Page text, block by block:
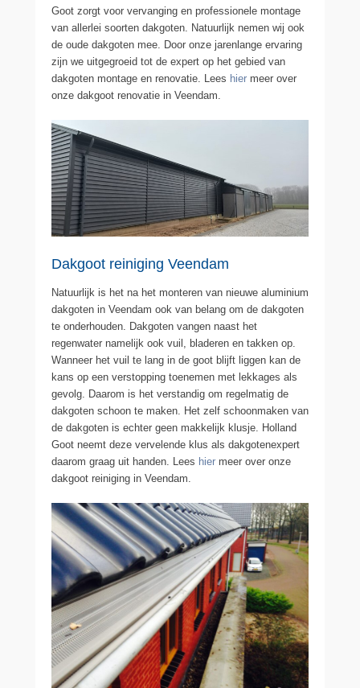
Goot zorgt voor vervanging en professionele montage
van allerlei soorten dakgoten. Natuurlijk nemen wij ook
de oude dakgoten mee. Door onze jarenlange ervaring
zijn we uitgegroeid tot de expert op het gebied van
dakgoten montage en renovatie. Lees hier meer over
onze dakgoot renovatie in Veendam.
Dakgoot reiniging Veendam
Natuurlijk is het na het monteren van nieuwe aluminium
dakgoten in Veendam ook van belang om de dakgoten
te onderhouden. Dakgoten vangen naast het
regenwater namelijk ook vuil, bladeren en takken op.
Wanneer het vuil te lang in de goot blijft liggen kan de
kans op een verstopping toenemen met lekkages als
gevolg. Daarom is het verstandig om regelmatig de
dakgoten schoon te maken. Het zelf schoonmaken van
de dakgoten is echter geen makkelijk klusje. Holland
Goot neemt deze vervelende klus als dakgotenexpert
daarom graag uit handen. Lees hier meer over onze
dakgoot reiniging in Veendam.